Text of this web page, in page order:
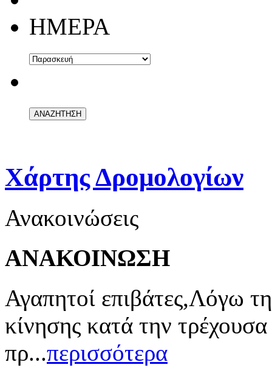
ΗΜΕΡΑ
Χάρτης Δρομολογίων
Ανακοινώσεις
ΑΝΑΚΟΙΝΩΣΗ
Αγαπητοί επιβάτες,Λόγω
κίνησης κατά την
πρ...περισσότερα